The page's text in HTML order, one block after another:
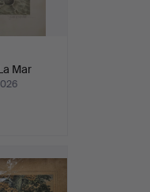
Mar